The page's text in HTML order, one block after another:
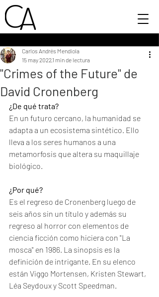
"Crimes of the Future" de
David Cronenberg
Carlos Andrés Mendiola
15 may 20221 min de lectura
¿De qué trata?
En un futuro cercano, la humanidad se
adapta a un ecosistema sintético. Ello
lleva a los seres humanos a una
metamorfosis que altera su maquillaje
biológico.
¿Por qué?
Es el regreso de Cronenberg luego de
seis años sin un título y además su
regreso al horror con elementos de
ciencia ficción como hiciera con "La
mosca" en 1986. La sinopsis es la
definición de intrigante. En su elenco
están Viggo Mortensen, Kristen Stewart,
Léa Seydoux y Scott Speedman.